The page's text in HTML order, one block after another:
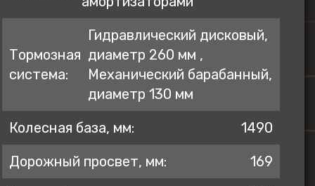
Тормозная
система:
Гидравлический дисковый,
диаметр 260 мм ,
Механический барабанный,
диаметр 130 мм
Колесная база, мм:
1490
Дорожный просвет, мм:
169